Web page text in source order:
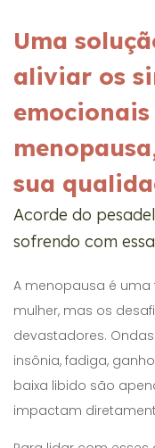
Uma
aliviar os
sua
Acorde do
sofrendo com
A menopausa é
mulher, mas os
devastadores.
insônia, fadiga,
baixa libido são
impactam